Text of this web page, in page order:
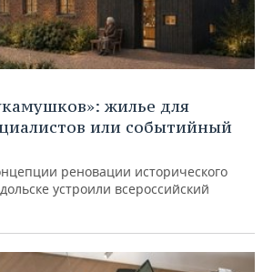
жилье для
или событийный
реновации исторического
устроили всероссийский